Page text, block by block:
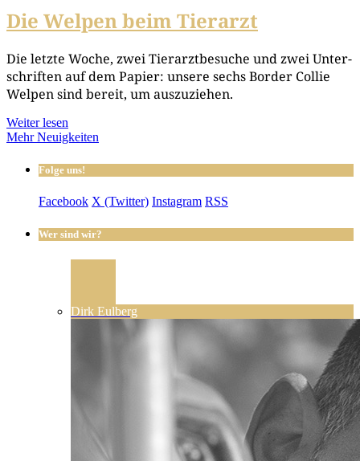
Die Welpen beim Tierarzt
Die letz­te Woche, zwei Tier­arzt­be­su­che und zwei Unter­
schrif­ten auf dem Papier: unse­re sechs Bor­der Col­lie
Wel­pen sind bereit, um auszuziehen.
Weiter lesen
Mehr Neuigkeiten
Folge uns!
Facebook X (Twitter) Instagram RSS
Wer sind wir?
Dirk Eulberg